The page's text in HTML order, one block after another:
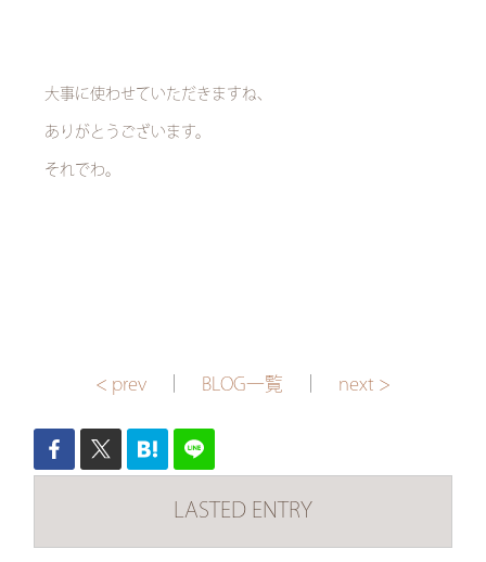
大事に使わせていただきますね、
ありがとうございます。
それでわ。
< prev BLOG一覧 next >
LASTED ENTRY